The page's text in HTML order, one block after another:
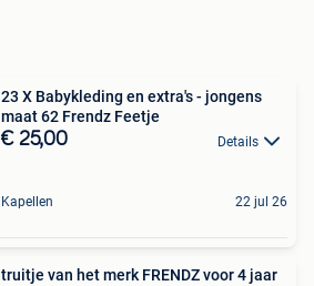
23 X Babykleding en extra's - jongens
maat 62 Frendz Feetje
€ 25,00 Details
Kapellen 22 jul 26
truitje van het merk FRENDZ voor 4 jaar